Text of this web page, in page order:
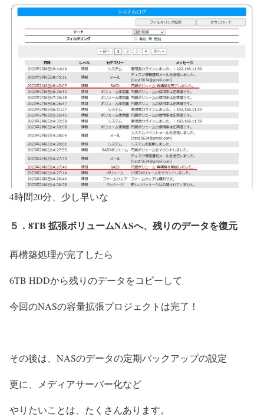
4時間20分、少し早いな
５．8TB 拡張ボリュームNASへ、残りのデータを復元
再構築処理が完了したら
6TB HDDから残りのデータをコピーして
今回のNASの容量拡張プロジェクトは完了！
その後は、NASのデータの定期バックアップの設定
更に、メディアサーバー化など
やりたいことは、たくさんあります。